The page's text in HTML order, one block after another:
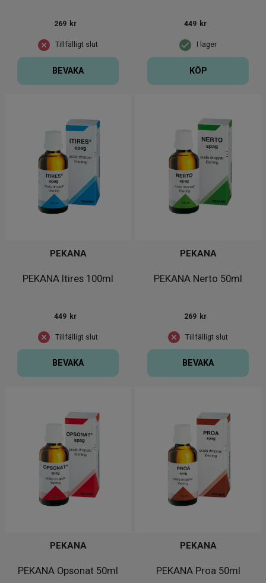
Tillfälligt slut
269 kr
BEVAKA
I lager
449 kr
KÖP
PEKANA Itires 100ml
PEKANA
Tillfälligt slut
449 kr
BEVAKA
PEKANA Nerto 50ml
PEKANA
Tillfälligt slut
269 kr
BEVAKA
PEKANA Opsonat 50ml
PEKANA
PEKANA Proa 50ml
PEKANA